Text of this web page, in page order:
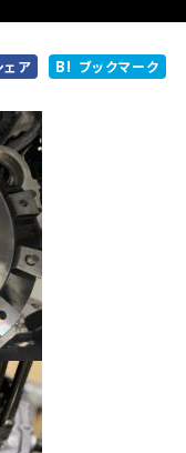
ェア ブックマーク